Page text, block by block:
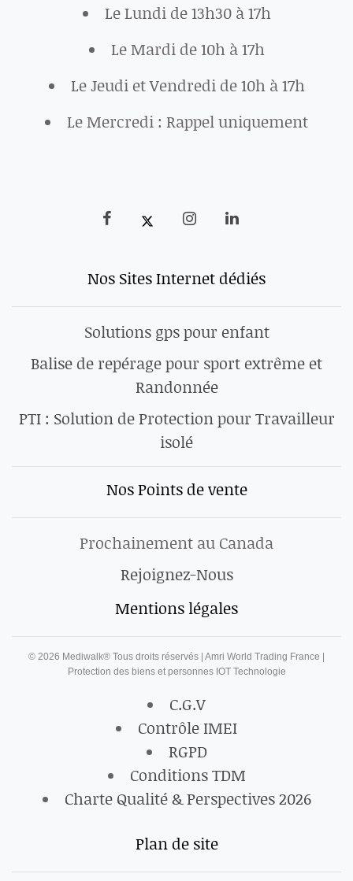
Le Lundi de 13h30 à 17h
Le Mardi de 10h à 17h
Le Jeudi et Vendredi de 10h à 17h
Le Mercredi : Rappel uniquement
Nos Sites Internet dédiés
Solutions gps pour enfant
Balise de repérage pour sport extrême et
Randonnée
PTI : Solution de Protection pour Travailleur
isolé
Nos Points de vente
Prochainement au Canada
Rejoignez-Nous
Mentions légales
© 2026 Mediwalk® Tous droits réservés | Amri World Trading France |
Protection des biens et personnes IOT Technologie
C.G.V
Contrôle IMEI
RGPD
Conditions TDM
Charte Qualité & Perspectives 2026
Plan de site